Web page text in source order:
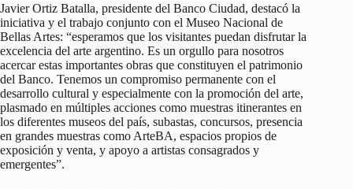
Javier Ortiz Batalla, presidente del Banco Ciudad, destacó la
iniciativa y el trabajo conjunto con el Museo Nacional de
Bellas Artes: “esperamos que los visitantes puedan disfrutar la
excelencia del arte argentino. Es un orgullo para nosotros
acercar estas importantes obras que constituyen el patrimonio
del Banco. Tenemos un compromiso permanente con el
desarrollo cultural y especialmente con la promoción del arte,
plasmado en múltiples acciones como muestras itinerantes en
los diferentes museos del país, subastas, concursos, presencia
en grandes muestras como ArteBA, espacios propios de
exposición y venta, y apoyo a artistas consagrados y
emergentes”.